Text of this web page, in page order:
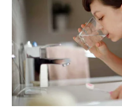
KARAWANG
WN
BEKASI